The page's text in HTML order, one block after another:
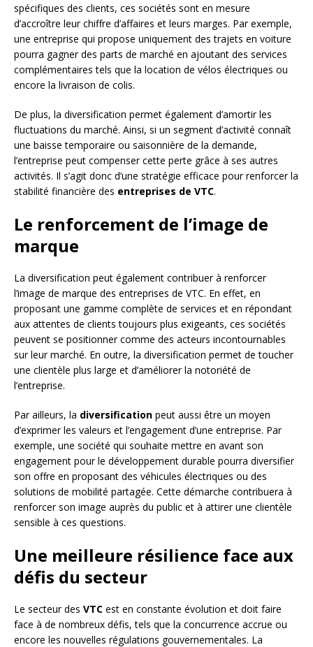
spécifiques des clients, ces sociétés sont en mesure
d’accroître leur chiffre d’affaires et leurs marges. Par exemple,
une entreprise qui propose uniquement des trajets en voiture
pourra gagner des parts de marché en ajoutant des services
complémentaires tels que la location de vélos électriques ou
encore la livraison de colis.
De plus, la diversification permet également d’amortir les
fluctuations du marché. Ainsi, si un segment d’activité connaît
une baisse temporaire ou saisonnière de la demande,
l’entreprise peut compenser cette perte grâce à ses autres
activités. Il s’agit donc d’une stratégie efficace pour renforcer la
stabilité financière des entreprises de VTC.
Le renforcement de l’image de
marque
La diversification peut également contribuer à renforcer
l’image de marque des entreprises de VTC. En effet, en
proposant une gamme complète de services et en répondant
aux attentes de clients toujours plus exigeants, ces sociétés
peuvent se positionner comme des acteurs incontournables
sur leur marché. En outre, la diversification permet de toucher
une clientèle plus large et d’améliorer la notoriété de
l’entreprise.
Par ailleurs, la diversification peut aussi être un moyen
d’exprimer les valeurs et l’engagement d’une entreprise. Par
exemple, une société qui souhaite mettre en avant son
engagement pour le développement durable pourra diversifier
son offre en proposant des véhicules électriques ou des
solutions de mobilité partagée. Cette démarche contribuera à
renforcer son image auprès du public et à attirer une clientèle
sensible à ces questions.
Une meilleure résilience face aux
défis du secteur
Le secteur des VTC est en constante évolution et doit faire
face à de nombreux défis, tels que la concurrence accrue ou
encore les nouvelles régulations gouvernementales. La